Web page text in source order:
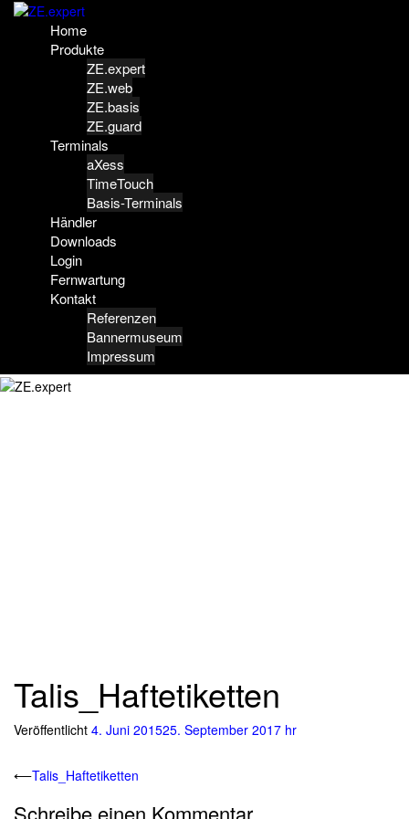
Springe
Home
Produkte
ZE.expert
ZE.web
ZE.basis
ZE.guard
Terminals
aXess
TimeTouch
Basis-Terminals
Händler
Downloads
Login
Fernwartung
Kontakt
Referenzen
Bannermuseum
Impressum
Talis_Haftetiketten
Veröffentlicht 4. Juni 201525. September 2017 hr
Beitrags-
Navigation
⟵Talis_Haftetiketten